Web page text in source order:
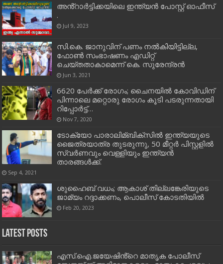
അൻ്റാർട്ടിക്കയിലെ ഇന്ത്യൻ പോസ്റ്റ് ഓഫീസ്
.
Jul 9, 2023
സി.കെ. ജാനുവിന് പണം നല്‍കിയിട്ടില്ല,
ഫോണ്‍ സംഭാഷണം എഡിറ്റ്
ചെയ്തതാകാമെന്ന് കെ. സുരേന്ദ്രന്‍
Jun 3, 2021
6620 പേ​ര്‍​ക്ക് രോ​ഗം; ചൈ​ന​യി​ൽ കോ​വി​ഡി​ന്
പി​ന്നാ​ലെ മറ്റൊരു രോഗം കൂടി പ​ട​രു​ന്ന​താ​യി
റി​പ്പോ​ർ​ട്ട്…
Nov 7, 2020
ടോക്യോ പാരാലിമ്ബിക്സില്‍ ഇന്ത്യയുടെ
ജൈത്രയാത്ര തുടരുന്നു, 50 മീറ്റര്‍ പിസ്റ്റളില്‍
സ്വര്‍ണവും വെള്ളിയും ഇന്ത്യന്‍
താരങ്ങള്‍ക്ക്.
Sep 4, 2021
ശുഹൈബ് വധം; ആകാശ് തില്ലങ്കേരിയുടെ
ജാമ്യം റദ്ദാക്കണം, പൊലീസ് കോടതിയിൽ
Feb 20, 2023
Latest Posts
എസ്.ഐ.ജയേഷിൻ്റെ മാതൃക പോലീസ്